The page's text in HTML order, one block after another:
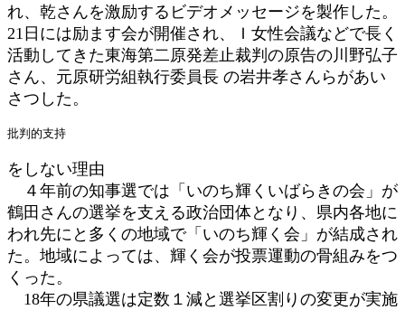
れ、乾さんを激励するビデオメッセージを製作した。
21日には励ます会が開催され、Ｉ女性会議などで長く
活動してきた東海第二原発差止裁判の原告の川野弘子
さん、元原研労組執行委員長 の岩井孝さんらがあい
さつした。
批判的支持
をしない理由
４年前の知事選では「いのち輝くいばらきの会」が
鶴田さんの選挙を支える政治団体となり、県内各地に
われ先にと多くの地域で「いのち輝く会」が結成され
た。地域によっては、輝く会が投票運動の骨組みをつ
くった。
18年の県議選は定数１減と選挙区割りの変更が実施